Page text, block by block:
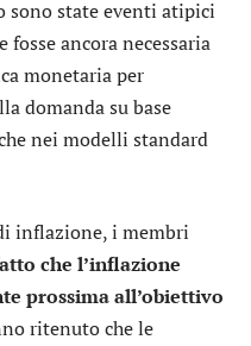
sono state eventi atipici
ancora necessaria
monetaria per
domanda su base
nei modelli standard
inflazione, i membri
che l’inflazione
prossima all’obiettivo
ritenuto che le